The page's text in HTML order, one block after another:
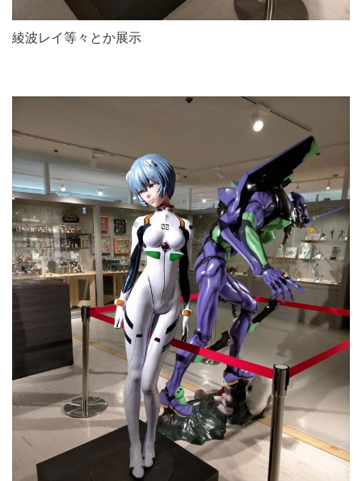
綾波レイ等々とか展示